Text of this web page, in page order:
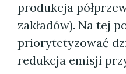
produkcja
zakładów). Na tej
priorytetyzować
redukcja emisji